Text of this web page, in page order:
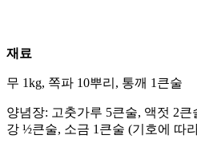
재료
무 1kg, 쪽파 10뿌리, 통깨 1큰술
양념장: 고춧가루 5큰술, 액젓 2
강 ½큰술, 소금 1큰술 (기호에 따